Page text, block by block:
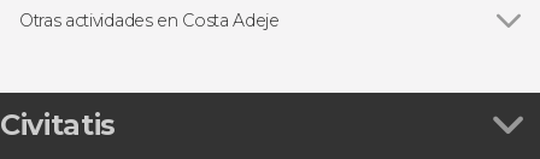
Entradas
Otras actividades en Costa Adeje
Bautismo de buceo en Costa Adeje
Entrada al teleférico del Teide + Senderismo al
Civitatis